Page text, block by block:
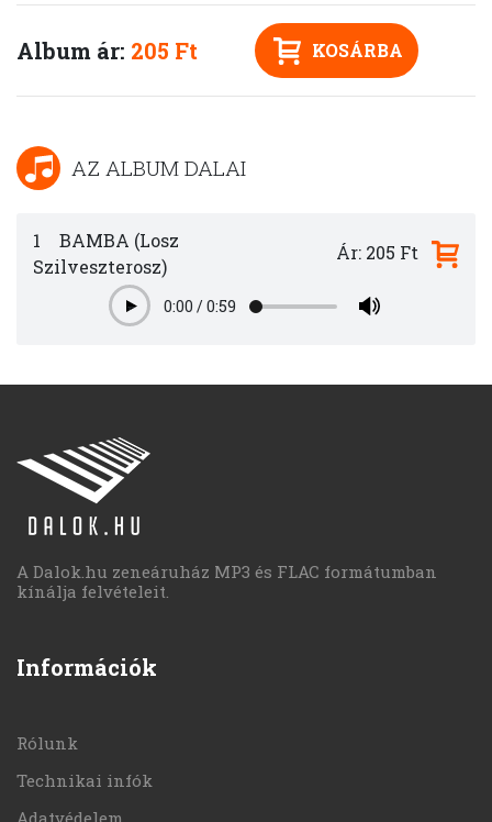
Album ár: 205 Ft KOSÁRBA
AZ ALBUM DALAI
1
BAMBA (Losz
Szilveszterosz)
Play0:00 /0:59
Ár: 205 Ft
A Dalok.hu zeneáruház MP3 és FLAC formátumban
kínálja felvételeit.
Információk
Rólunk
Technikai infók
Adatvédelem